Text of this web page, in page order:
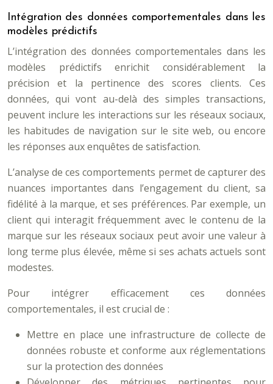
Intégration des données comportementales dans les
modèles prédictifs
L’intégration des données comportementales dans les
modèles prédictifs enrichit considérablement la
précision et la pertinence des scores clients. Ces
données, qui vont au-delà des simples transactions,
peuvent inclure les interactions sur les réseaux sociaux,
les habitudes de navigation sur le site web, ou encore
les réponses aux enquêtes de satisfaction.
L’analyse de ces comportements permet de capturer des
nuances importantes dans l’engagement du client, sa
fidélité à la marque, et ses préférences. Par exemple, un
client qui interagit fréquemment avec le contenu de la
marque sur les réseaux sociaux peut avoir une valeur à
long terme plus élevée, même si ses achats actuels sont
modestes.
Pour intégrer efficacement ces données
comportementales, il est crucial de :
Mettre en place une infrastructure de collecte de
données robuste et conforme aux réglementations
sur la protection des données